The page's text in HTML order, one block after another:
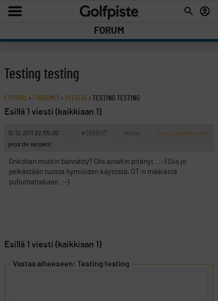
FORUM
Testing testing
ETUSIVU › FOORUMIT › YLEISTÄ › TESTING TESTING
Esillä 1 viesti (kaikkiaan 1)
12.12.2011 22:55:00 #186607 VASTAA ILMOITA ASIATON VIESTI
yeux de serpent
Onkohan mutkin bännätty? Olis ainakin pitänyt.. :-) Siis jo
pelkästään tuosta hymiöiden käytöstä, OT:n määrästä
puhumattakaan. :-)
Esillä 1 viesti (kaikkiaan 1)
Vastaa aiheeseen: Testing testing